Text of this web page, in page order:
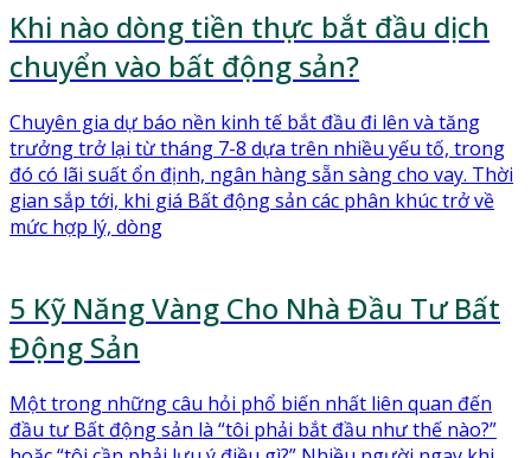
Khi nào dòng tiền thực bắt đầu dịch
chuyển vào bất động sản?
Chuyên gia dự báo nền kinh tế bắt đầu đi lên và tăng
trưởng trở lại từ tháng 7-8 dựa trên nhiều yếu tố, trong
đó có lãi suất ổn định, ngân hàng sẵn sàng cho vay. Thời
gian sắp tới, khi giá Bất động sản các phân khúc trở về
mức hợp lý, dòng
5 Kỹ Năng Vàng Cho Nhà Đầu Tư Bất
Động Sản
Một trong những câu hỏi phổ biến nhất liên quan đến
đầu tư Bất động sản là “tôi phải bắt đầu như thế nào?”